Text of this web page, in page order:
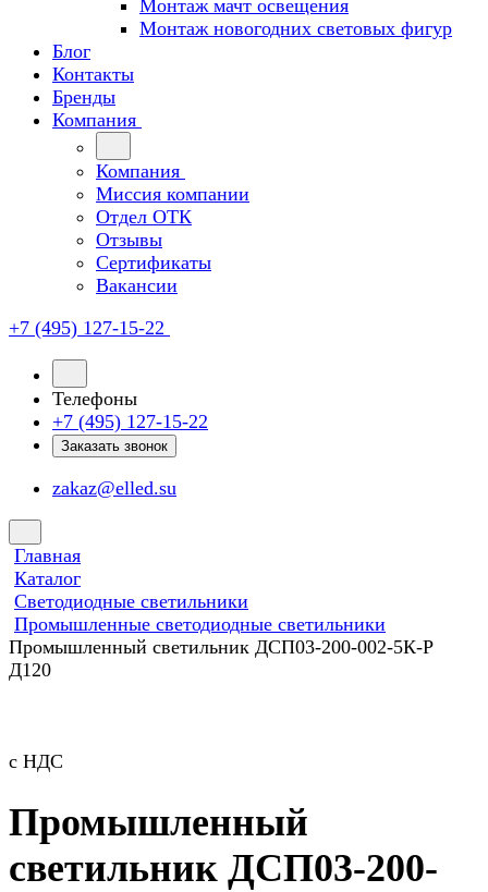
Монтаж мачт освещения
Монтаж новогодних световых фигур
Блог
Контакты
Бренды
Компания
Компания
Миссия компании
Отдел ОТК
Отзывы
Сертификаты
Вакансии
+7 (495) 127-15-22
Телефоны
+7 (495) 127-15-22
Заказать звонок
zakaz@elled.su
Главная
Каталог
Светодиодные светильники
Промышленные светодиодные светильники
Промышленный светильник ДСП03-200-002-5К-Р
Д120
с НДС
Промышленный
светильник ДСП03-200-